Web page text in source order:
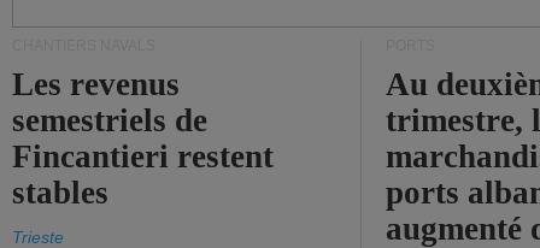
Les revenus
semestriels de
Fincantieri restent
stables
Trieste
Au
trimestre,
ports
augmenté